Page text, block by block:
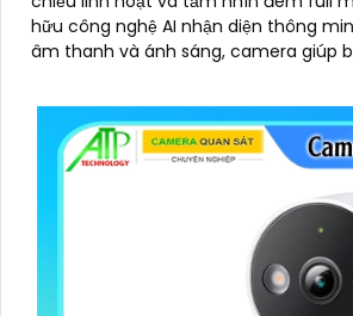
hữu công nghệ AI nhận diện thông
âm thanh và ánh sáng, camera giúp